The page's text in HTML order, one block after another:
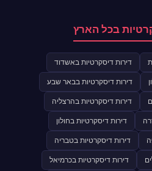
בכל הארץ
דירות דיסקרטיות באשדוד
דירות דיסקרטיות בבאר שבע
דירות דיסקרטיות בהרצליה
דירות דיסקרטיות בחולון
דירות דיסקרטיות בטבריה
דירות דיסקרטיות בכרמיאל